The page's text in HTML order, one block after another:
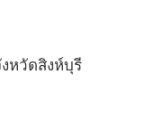
หวัดสิงห์บุรี